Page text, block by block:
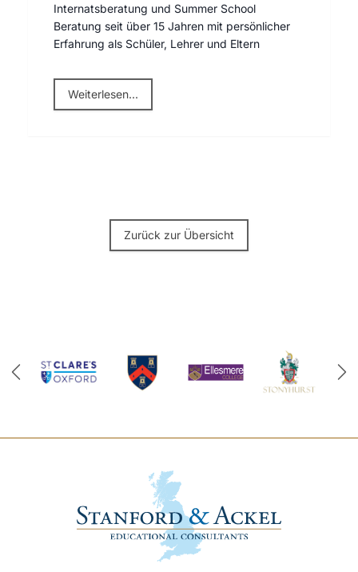
Internatsberatung und Summer School
Beratung seit über 15 Jahren mit persönlicher
Erfahrung als Schüler, Lehrer und Eltern
Weiterlesen...
Zurück zur Übersicht